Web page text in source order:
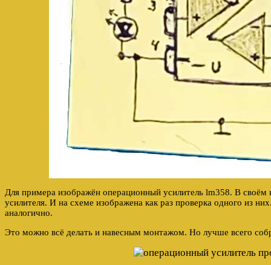
Для примера изображён операционный усилитель lm358. В своём
усилителя. И на схеме изображена как раз проверка одного из
аналогично.
Это можно всё делать и навесным монтажом. Но лучше всего